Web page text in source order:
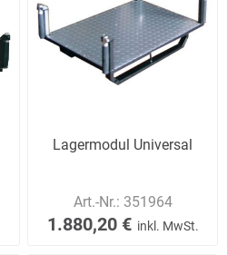
Lagermodul Universal
Art.-Nr.: 351964
1.880,20 € inkl. MwSt.